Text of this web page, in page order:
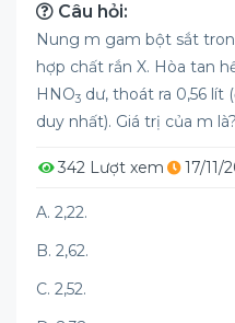
Câu hỏi:
Nung m gam bột sắt
hợp chất rắn X. Hòa tan
HNO3 dư, thoát ra 0,56 lít
duy nhất). Giá trị của m là?
342 Lượt xem 17/11/
A. 2,22.
B. 2,62.
C. 2,52.